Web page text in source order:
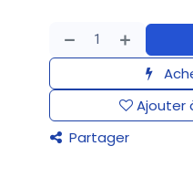
Ajouter
Partager